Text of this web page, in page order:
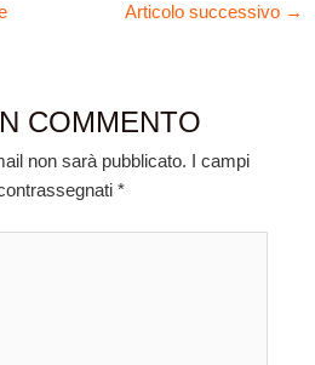
Articolo successivo →
COMMENTO
non sarà pubblicato.
I campi
*